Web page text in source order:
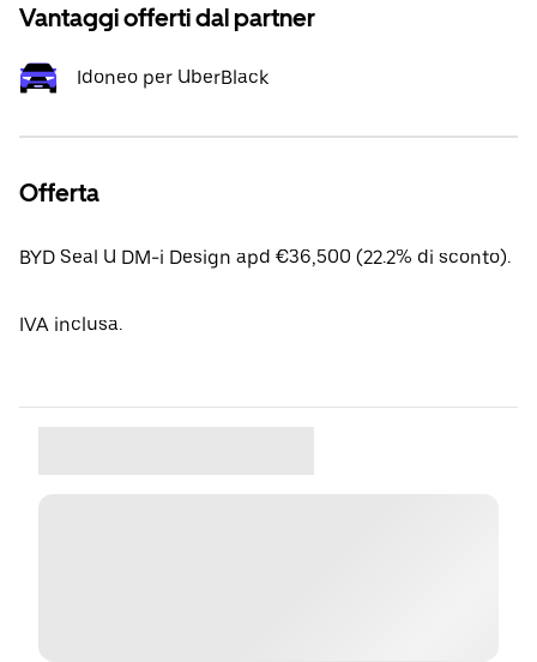
Vantaggi offerti dal partner
Idoneo per UberBlack
Offerta
BYD Seal U DM-i Design apd €36,500 (22.2% di sconto).
IVA inclusa.